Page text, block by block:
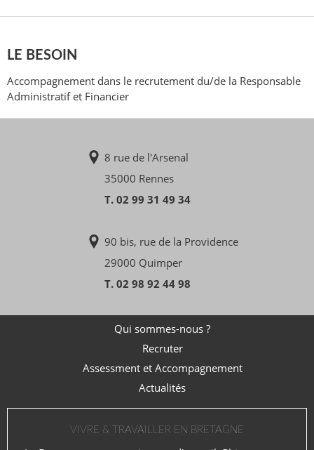
LE BESOIN
Accompagnement dans le recrutement du/de la Responsable
Administratif et Financier
8 rue de l'Arsenal
35000 Rennes
T. 02 99 31 49 34
90 bis, rue de la Providence
29000 Quimper
T. 02 98 92 44 98
Qui sommes-nous ?
Recruter
Assessment et Accompagnement
Actualités
VIVRE & TRAVAILLER EN BRETAGNE